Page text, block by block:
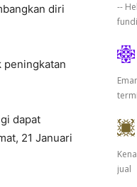
diri
peningkatan
dapat
21 Januari
--
jual